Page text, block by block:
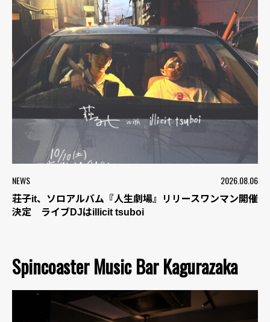
NEWS 2026.08.06
荘子it、ソロアルバム『人生劇場』リリースワンマン開催
決定 ライブDJはillicit tsuboi
Spincoaster Music Bar Kagurazaka